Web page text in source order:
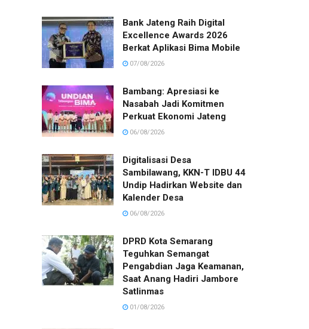
Bank Jateng Raih Digital
Excellence Awards 2026
Berkat Aplikasi Bima Mobile
07/08/2026
Bambang: Apresiasi ke
Nasabah Jadi Komitmen
Perkuat Ekonomi Jateng
06/08/2026
Digitalisasi Desa
Sambilawang, KKN-T IDBU 44
Undip Hadirkan Website dan
Kalender Desa
06/08/2026
DPRD Kota Semarang
Teguhkan Semangat
Pengabdian Jaga Keamanan,
Saat Anang Hadiri Jambore
Satlinmas
01/08/2026